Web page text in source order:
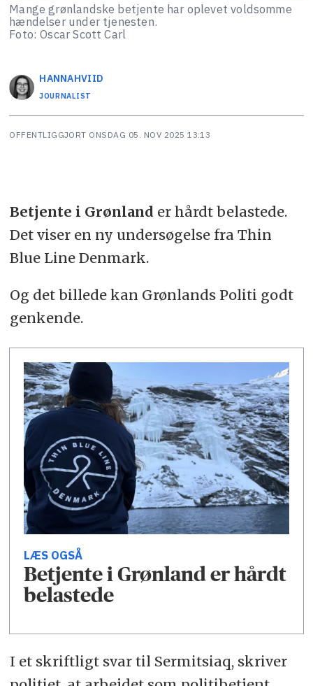
Mange grønlandske betjente har oplevet voldsomme
hændelser under tjenesten.
Foto: Oscar Scott Carl
HANNAHVIID
JOURNALIST
OFFENTLIGGJORT ONSDAG 05. NOV 2025 13:13
Betjente i Grønland er hårdt belastede.
Det viser en ny undersøgelse fra Thin
Blue Line Denmark.
Og det billede kan Grønlands Politi godt
genkende.
LÆS OGSÅ
Betjente i Grønland er hårdt
belastede
I et skriftligt svar til Sermitsiaq, skriver